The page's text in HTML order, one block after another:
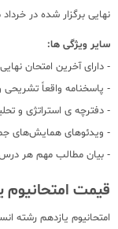
نهایی برگزار شده در
سایر ویژگی ها:
- دارای آخرین امتحان
- پاسخنامه واقعاً تشریحی
- دفترچه ی استراتژی و
- ویدئوهای همایش‌های
- بیان مطالب مهم هر
قیمت امتحانیوم
امتحانیوم یازدهم رشته